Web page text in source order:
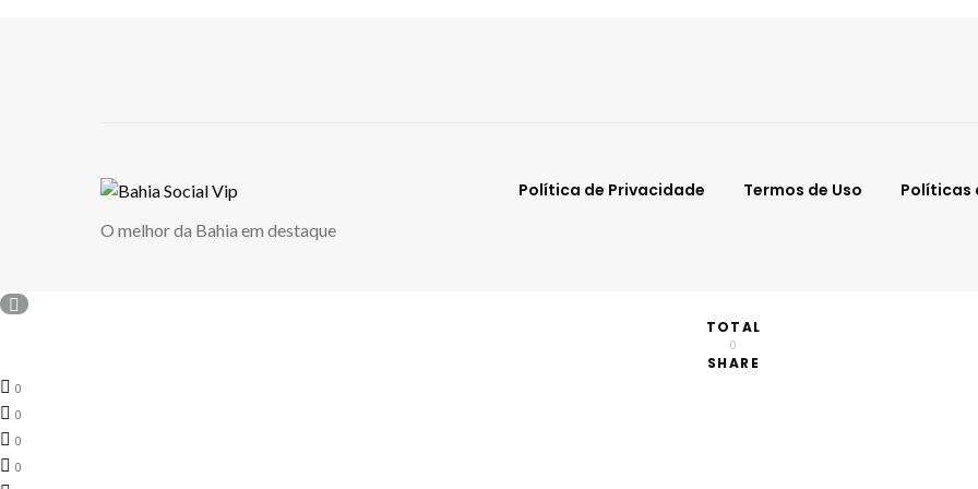
Política de Privacidade Termos de Uso Políticas
O melhor da Bahia em destaque
TOTAL
0
SHARE
0
0
0
0